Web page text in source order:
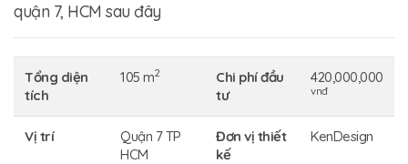
quận 7, HCM sau đây
Tổng diện
tích
105 m2
Chi phí đầu
tư
420,000,000
vnđ
Vị trí
Quận 7 TP
HCM
Đơn vị thiết
kế
KenDesign